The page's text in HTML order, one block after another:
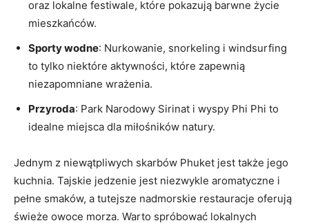
oraz ⁤lokalne festiwale, które pokazują ​barwne⁣ życie
mieszkańców.
Sporty⁤ wodne: ​Nurkowanie, snorkeling i windsurfing
to ‌tylko niektóre aktywności, które zapewnią
⁢niezapomniane wrażenia.
Przyroda: ​Park Narodowy Sirinat i‍ wyspy⁤ Phi Phi to
idealne miejsca ‍dla⁢ miłośników natury.
Jednym z niewątpliwych skarbów ‍Phuket‍ jest ‌także jego
kuchnia. Tajskie jedzenie ‍jest niezwykle ‌aromatyczne i
pełne‌ smaków, a tutejsze ⁢nadmorskie restauracje ⁢oferują
świeże owoce ​morza. ⁢Warto spróbować lokalnych